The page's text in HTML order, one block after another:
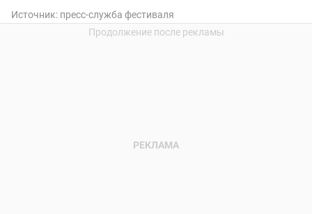
Источник: пресс-служба фестиваля